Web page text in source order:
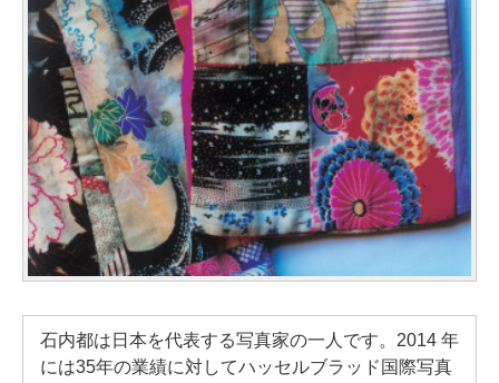
石内都は日本を代表する写真家の一人です。2014 年
には35年の業績に対してハッセルブラッド国際写真